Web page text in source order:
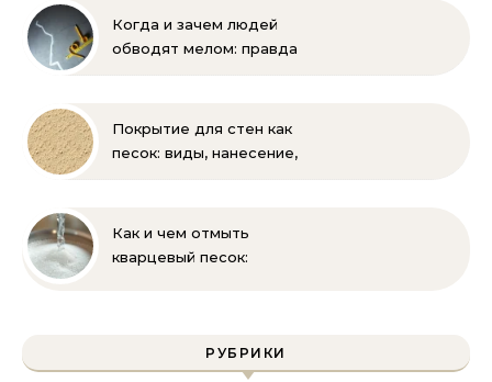
Когда и зачем людей
обводят мелом: правда
Покрытие для стен как
песок: виды, нанесение,
Как и чем отмыть
кварцевый песок:
РУБРИКИ